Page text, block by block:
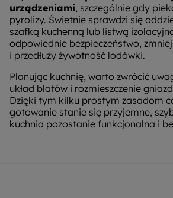
urządzeniami, szczególnie gdy
pyrolizy. Świetnie sprawdzi się
szafką kuchenną lub listwą
odpowiednie bezpieczeństwo,
i przedłuży żywotność lodówki.
Planując kuchnię, warto zwrócić
układ blatów i rozmieszczenie
Dzięki tym kilku prostym zasadom
gotowanie stanie się przyjemne,
kuchnia pozostanie funkcjonalna i